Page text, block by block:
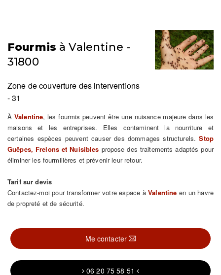
Fourmis à Valentine -
31800
Zone de couverture des interventions
- 31
À Valentine, les fourmis peuvent être une nuisance majeure dans les
maisons et les entreprises. Elles contaminent la nourriture et
certaines espèces peuvent causer des dommages structurels.Stop
Guêpes, Frelons et Nuisibles propose des traitements adaptés pour
éliminer les fourmilières et prévenir leur retour.
Tarif sur devis
Contactez-moi pour transformer votre espace àValentine en un havre
de propreté et de sécurité.
Me contacter
06 20 75 58 51